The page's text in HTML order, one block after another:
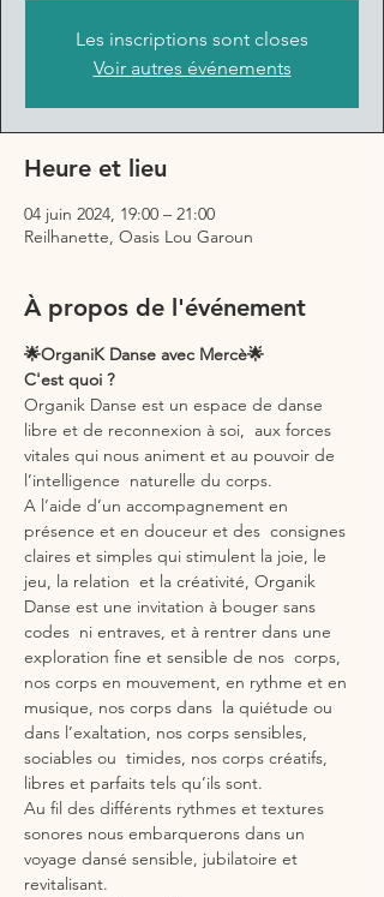
Les inscriptions sont closes
Voir autres événements
Heure et lieu
04 juin 2024, 19:00 – 21:00
Reilhanette, Oasis Lou Garoun
À propos de l'événement
🌟OrganiK Danse avec Mercè🌟
C'est quoi ?
Organik Danse est un espace de danse
libre et de reconnexion à soi,  aux forces
vitales qui nous animent et au pouvoir de
l’intelligence  naturelle du corps.
A l’aide d’un accompagnement en
présence et en douceur et des  consignes
claires et simples qui stimulent la joie, le
jeu, la relation  et la créativité, Organik
Danse est une invitation à bouger sans
codes  ni entraves, et à rentrer dans une
exploration fine et sensible de nos  corps,
nos corps en mouvement, en rythme et en
musique, nos corps dans  la quiétude ou
dans l’exaltation, nos corps sensibles,
sociables ou  timides, nos corps créatifs,
libres et parfaits tels qu’ils sont.
Au fil des différents rythmes et textures
sonores nous embarquerons dans un
voyage dansé sensible, jubilatoire et
revitalisant.